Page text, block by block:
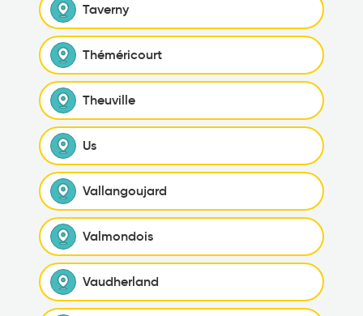
Taverny
Théméricourt
Theuville
Us
Vallangoujard
Valmondois
Vaudherland